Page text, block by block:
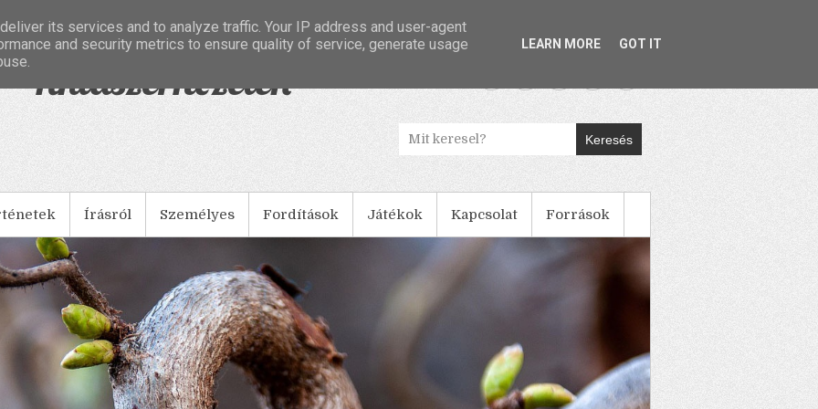
Tintaszerkezetek
Keresés
Írásról Személyes Fordítások Játékok Kapcsolat Források
its services and to analyze traffic. Your IP address and user-agent
and security metrics to ensure quality of service, generate usage
LEARN MORE GOT IT